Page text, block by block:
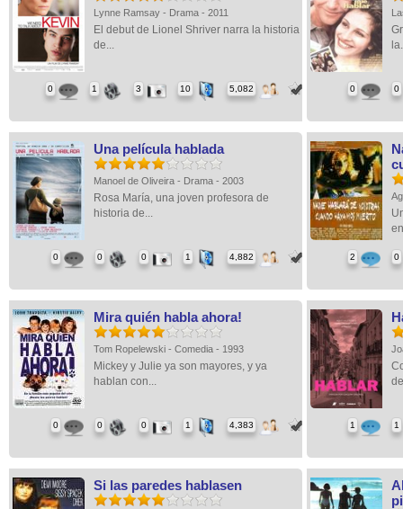
Lynne Ramsay - Drama - 2011
El debut de Lionel Shriver narra la historia
de...
0 1 3 10 5,082 0 0
Una película hablada
Manoel de Oliveira - Drama - 2003
Rosa María, una joven profesora de
historia de...
0 0 0 1 4,882 2 0
Mira quién habla ahora!
Tom Ropelewski - Comedia - 1993
Mickey y Julie ya son mayores, y ya
hablan con...
0 0 0 1 4,383 1 1
Si las paredes hablasen